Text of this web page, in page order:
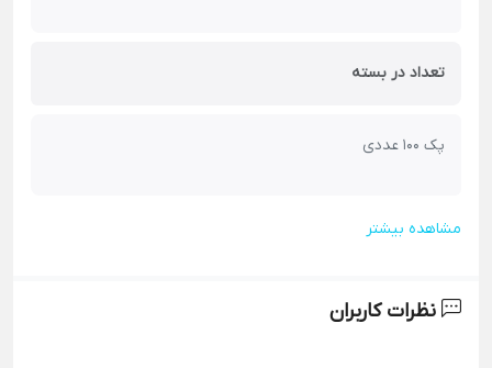
تعداد در بسته
پک 100 عددی
مشاهده بیشتر
نظرات کاربران